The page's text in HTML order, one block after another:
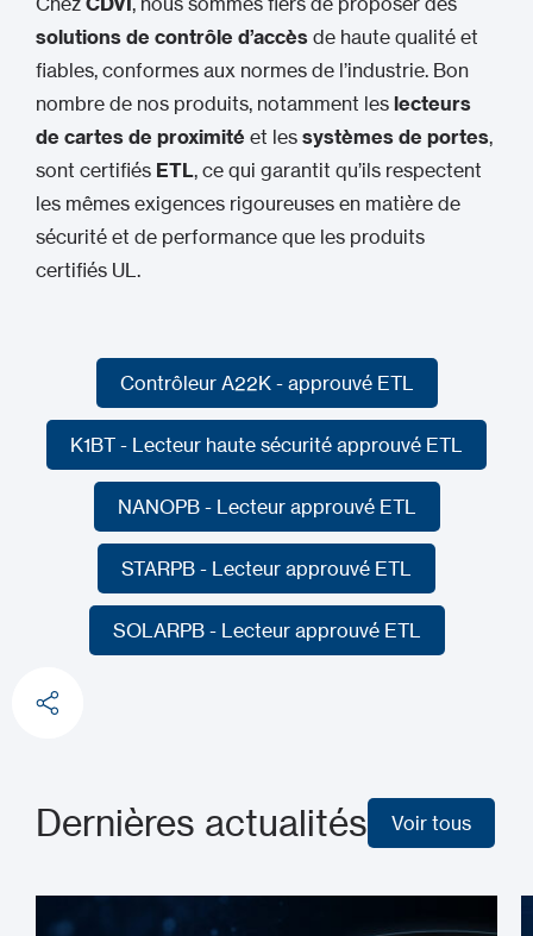
solutions de contrôle d’accès de haute qualité et
fiables, conformes aux normes de l’industrie. Bon
nombre de nos produits, notamment les lecteurs
de cartes de proximité et les systèmes de portes,
sont certifiés ETL, ce qui garantit qu’ils respectent
les mêmes exigences rigoureuses en matière de
sécurité et de performance que les produits
certifiés UL.
Contrôleur A22K - approuvé ETL
Contrôleur A22K - approuvé ETL
K1BT - Lecteur haute sécurité approuvé ETL
K1BT - Lecteur haute sécurité approuvé ETL
NANOPB - Lecteur approuvé ETL
NANOPB - Lecteur approuvé ETL
STARPB - Lecteur approuvé ETL
STARPB - Lecteur approuvé ETL
SOLARPB - Lecteur approuvé ETL
Dernières actualités Voir tous